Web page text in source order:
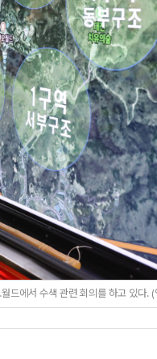
드에서 수색 관련 회의를 하고 있다. (